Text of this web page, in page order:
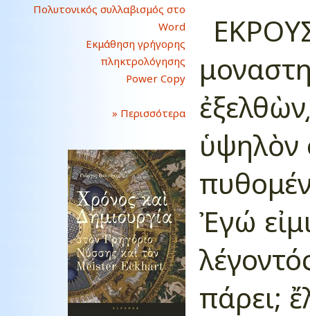
Πολυτονικός συλλαβισμός στο
Word
Εκμάθηση γρήγορης
πληκτρολόγησης
Power Copy
» Περισσότερα
ὑψηλὸν
Ἐγώ
πάρει;